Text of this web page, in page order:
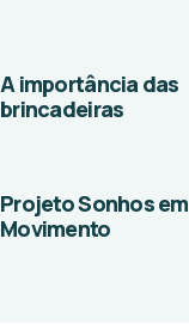
A importância das
brincadeiras
Projeto Sonhos em
Movimento